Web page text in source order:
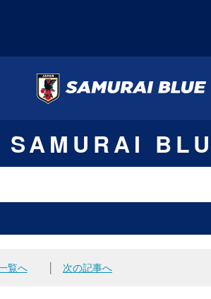
SAMURAI
覧へ 次の記事へ